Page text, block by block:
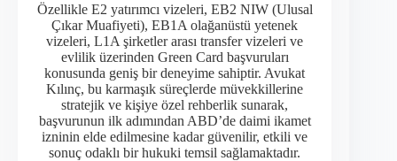
Özellikle E2 yatırımcı vizeleri, EB2 NIW (Ulusal
Çıkar Muafiyeti), EB1A olağanüstü yetenek
vizeleri, L1A şirketler arası transfer vizeleri ve
evlilik üzerinden Green Card başvuruları
konusunda geniş bir deneyime sahiptir. Avukat
Kılınç, bu karmaşık süreçlerde müvekkillerine
stratejik ve kişiye özel rehberlik sunarak,
başvurunun ilk adımından ABD’de daimi ikamet
izninin elde edilmesine kadar güvenilir, etkili ve
sonuç odaklı bir hukuki temsil sağlamaktadır.